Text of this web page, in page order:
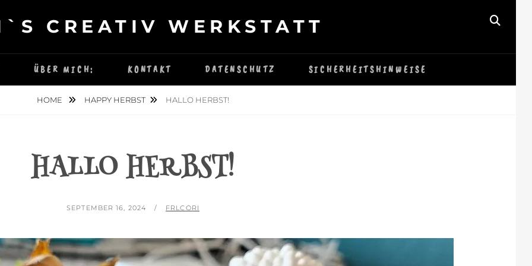
CREATIV WERKSTATT
ÜBER MICH: KONTAKT DATENSCHUTZ SICHERHEITSHINWEISE
HOME HAPPY HERBST HALLO HERBST!
HALLO HERBST!
POSTED
SEPTEMBER 16, 2024 BY
FRLCORI